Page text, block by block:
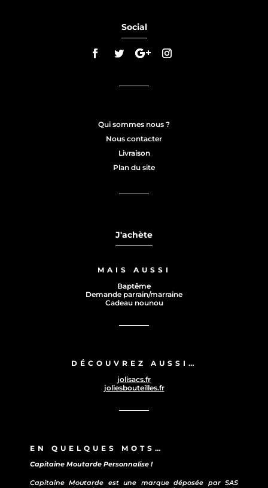
Social
Qui sommes nous ?
Nous contacter
Livraison
Plan du site
J'achète
MAIS AUSSI
Baptême
Demande parrain/marraine
Cadeau nounou
DÉCOUVREZ AUSSI…
jolisacs.fr
joliesbouteilles.fr
EN QUELQUES MOTS…
Capitaine Moutarde Personnalise !
Capitaine Moutarde est une marque déposée par SAS